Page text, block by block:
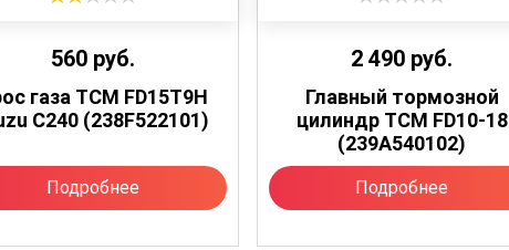
560 руб.
газа TCM FD15T9H
C240 (238F522101)
Подробнее
2 490 руб.
Главный тормозной
цилиндр TCM FD10-18
(239A540102)
Подробнее